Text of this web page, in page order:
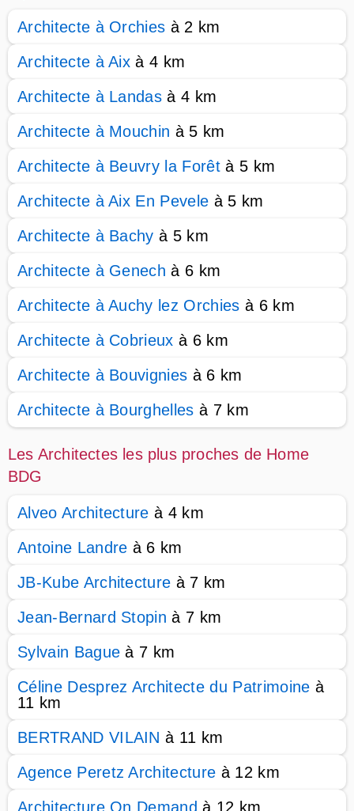
Architecte à Orchies à 2 km
Architecte à Aix à 4 km
Architecte à Landas à 4 km
Architecte à Mouchin à 5 km
Architecte à Beuvry la Forêtà 5 km
Architecte à Aix En Pevele à 5 km
Architecte à Bachy à 5 km
Architecte à Genech à 6 km
Architecte à Auchy lez Orchies à 6 km
Architecte à Cobrieux à 6 km
Architecte à Bouvignies à 6 km
Architecte à Bourghelles à 7 km
Les Architectes les plus proches de Home
BDG
Alveo Architecture à 4 km
Antoine Landre à 6 km
JB-Kube Architecture à 7 km
Jean-Bernard Stopin à 7 km
Sylvain Bague à 7 km
Céline Desprez Architecte du Patrimoine à
11 km
BERTRAND VILAIN à 11 km
Agence Peretz Architecture à 12 km
Architecture On Demand à 12 km